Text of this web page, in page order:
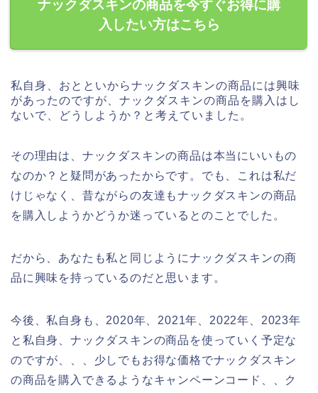
ナックダスキンの商品を今すぐお得に購
入したい方はこちら
私自身、おとといからナックダスキンの商品には興味
があったのですが、ナックダスキンの商品を購入はし
ないで、どうしようか？と考えていました。
その理由は、ナックダスキンの商品は本当にいいもの
なのか？と疑問があったからです。でも、これは私だ
けじゃなく、昔ながらの友達もナックダスキンの商品
を購入しようかどうか迷っているとのことでした。
だから、あなたも私と同じようにナックダスキンの商
品に興味を持っているのだと思います。
今後、私自身も、2020年、2021年、2022年、2023年
と私自身、ナックダスキンの商品を使っていく予定な
のですが、、、少しでもお得な価格でナックダスキン
の商品を購入できるようなキャンペーンコード、、ク